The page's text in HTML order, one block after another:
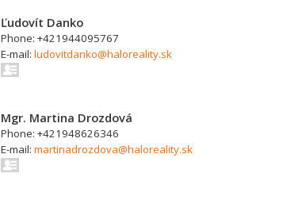
Ľudovít Danko
Phone: +421944095767
E-mail:ludovitdanko@haloreality.sk
Mgr. Martina Drozdová
Phone: +421948626346
E-mail:martinadrozdova@haloreality.sk